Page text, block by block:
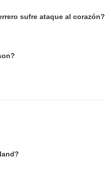
sufre ataque al corazón?